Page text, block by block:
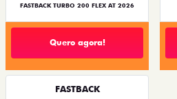
FASTBACK TURBO 200 FLEX AT 2026
Quero agora!
FASTBACK